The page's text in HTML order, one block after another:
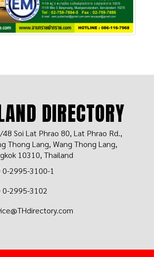
DIRECTORY
48 Soi Lat Phrao 80, Lat Phrao Rd.,
Thong Lang, Wang Thong Lang,
10310, Thailand
0-2995-3100-1
0-2995-3102